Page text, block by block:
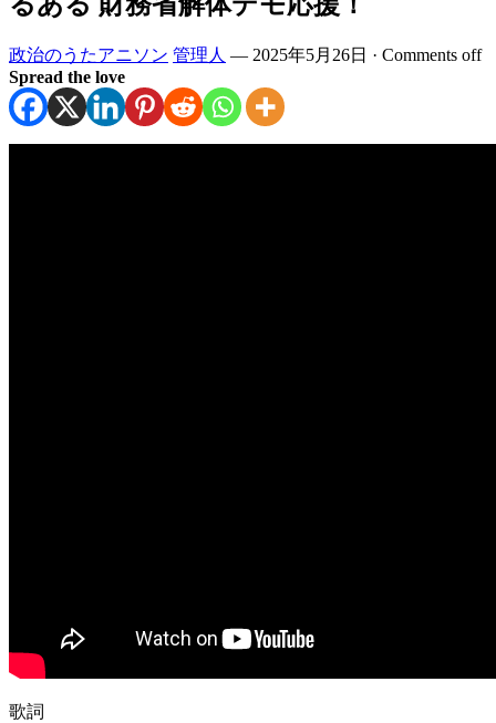
政治のうたアニソン 管理人 — 2025年5月26日 · Comments off
Spread the love
歌詞